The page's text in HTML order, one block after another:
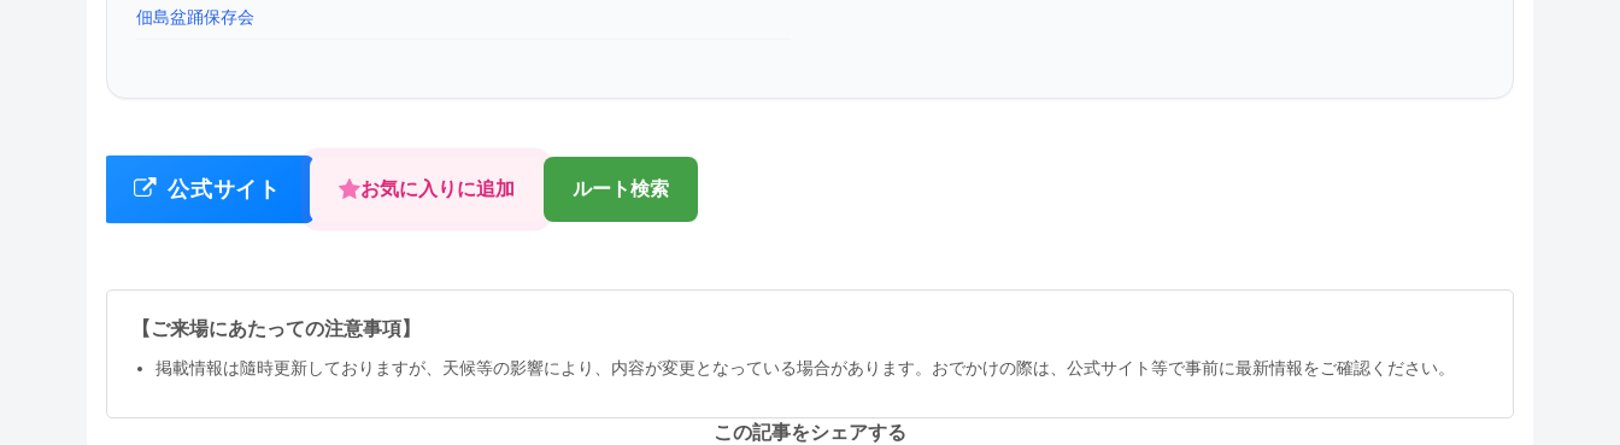
佃島盆踊保存会
公式サイト お気に入りに追加 ルート検索
【ご来場にあたっての注意事項】
掲載情報は隨時更新しておりますが、天候等の影響により、内容が変更となっている場合があります。おでかけの際は、公式サイト等で事前に最新情報をご確認ください。
この記事をシェアする